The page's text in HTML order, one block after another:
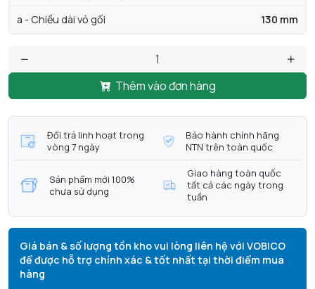
a - Chiều dài vỏ gối 130 mm
Thêm vào đơn hàng
Đổi trả linh hoạt trong
vòng 7 ngày
Bảo hành chính hãng
NTN trên toàn quốc
Sản phẩm mới 100%
chưa sử dụng
Giao hàng toàn quốc
tất cả các ngày trong
tuần
Giá bán & số lượng tồn kho vui lòng liên hệ với VOBICO
để được hỗ trợ chính xác & tốt nhất tại thời điểm mua
hàng